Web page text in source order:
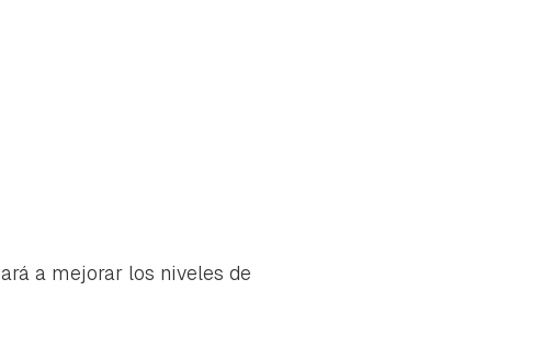
a mejorar los niveles de